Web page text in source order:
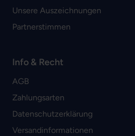
Unsere Auszeichnungen
Partnerstimmen
Info & Recht
AGB
Zahlungsarten
Datenschutzerklärung
Versandinformationen